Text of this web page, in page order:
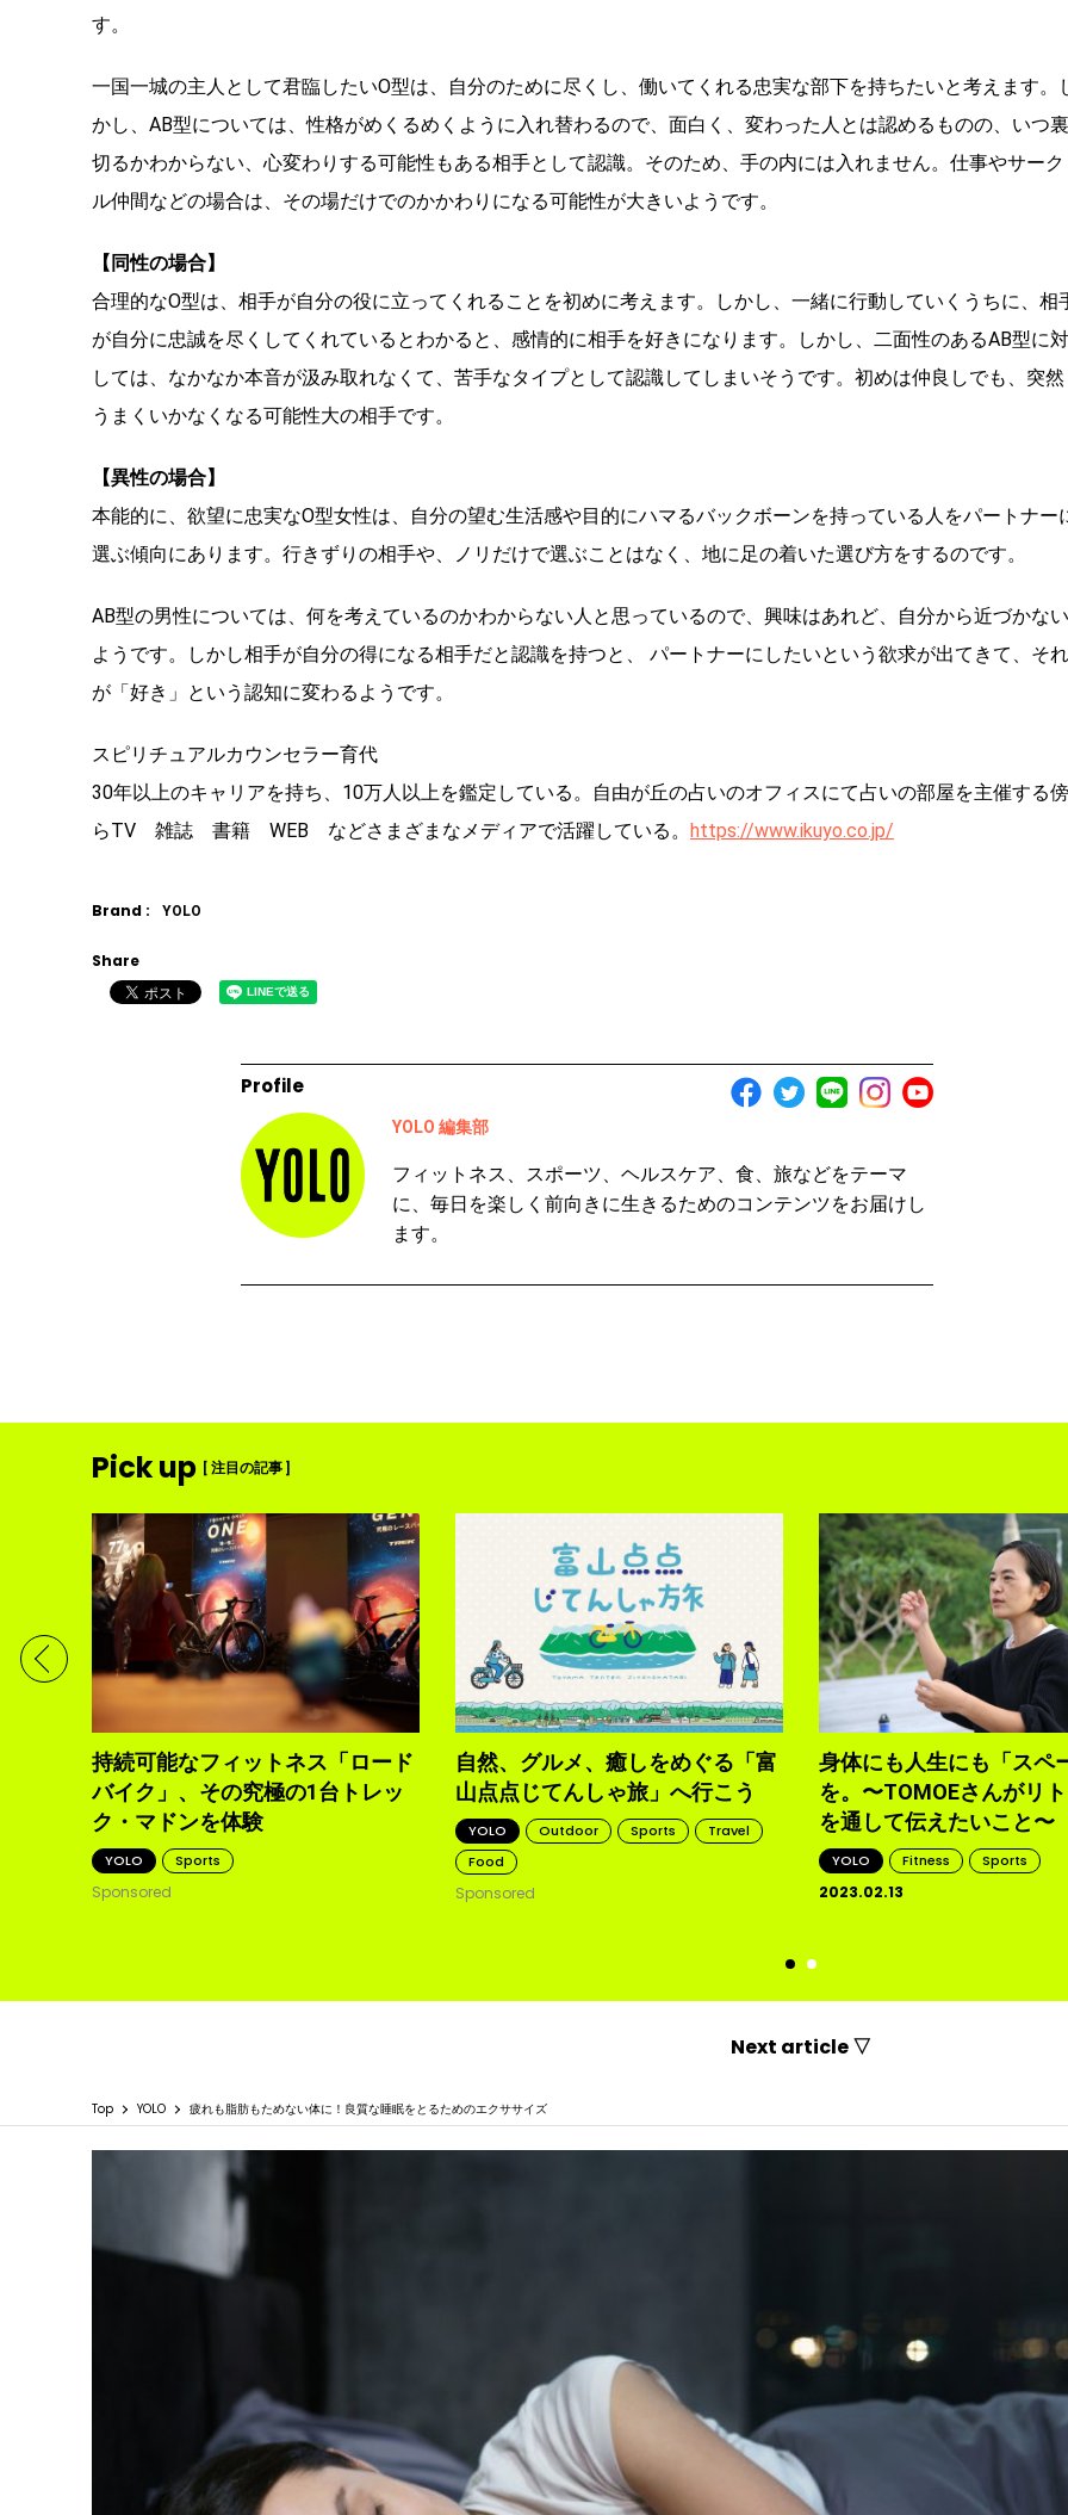
す。
一国一城の主人として君臨したいO型は、自分のために尽くし、働いてくれる忠実な部下を持ちたいと考えます。
かし、AB型については、性格がめくるめくように入れ替わるので、面白く、変わった人とは認めるものの、いつ裏
切るかわからない、心変わりする可能性もある相手として認識。そのため、手の内には入れません。仕事やサーク
ル仲間などの場合は、その場だけでのかかわりになる可能性が大きいようです。
【同性の場合】
合理的なO型は、相手が自分の役に立ってくれることを初めに考えます。しかし、一緒に行動していくうちに、相
が自分に忠誠を尽くしてくれているとわかると、感情的に相手を好きになります。しかし、二面性のあるAB型に対
しては、なかなか本音が汲み取れなくて、苦手なタイプとして認識してしまいそうです。初めは仲良しでも、突然
うまくいかなくなる可能性大の相手です。
【異性の場合】
本能的に、欲望に忠実なO型女性は、自分の望む生活感や目的にハマるバックボーンを持っている人をパートナー
選ぶ傾向にあります。行きずりの相手や、ノリだけで選ぶことはなく、地に足の着いた選び方をするのです。
AB型の男性については、何を考えているのかわからない人と思っているので、興味はあれど、自分から近づかない
ようです。しかし相手が自分の得になる相手だと認識を持つと、 パートナーにしたいという欲求が出てきて、それ
が「好き」という認知に変わるようです。
スピリチュアルカウンセラー育代
30年以上のキャリアを持ち、10万人以上を鑑定している。自由が丘の占いのオフィスにて占いの部屋を主催する傍
らTV 雑誌 書籍 WEB などさまざまなメディアで活躍している。
https://www.ikuyo.co.jp/
Brand : YOLO
Share
Profile
YOLO 編集部
フィットネス、スポーツ、ヘルスケア、食、旅などをテーマ
に、毎日を楽しく前向きに生きるためのコンテンツをお届けし
ます。
Pick up [ 注目の記事 ]
現す
持続可能なフィットネス「ロード
バイク」、その究極の1台トレッ
ク・マドンを体験
YOLO Sports
Sponsored
自然、グルメ、癒しをめぐる「富
山点点じてんしゃ旅」へ行こう
YOLO Outdoor Sports
Travel
Food
Sponsored
身体にも人生にも「スペ
を。〜TOMOEさんがリ
を通して伝えたいこと〜
YOLO Fitness Sports
2023.02.13
Next article ▽
Top YOLO 疲れも脂肪もためない体に！良質な睡眠をとるためのエクササイズ